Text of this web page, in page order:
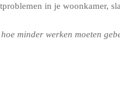
in je woonkamer,
minder werken moeten